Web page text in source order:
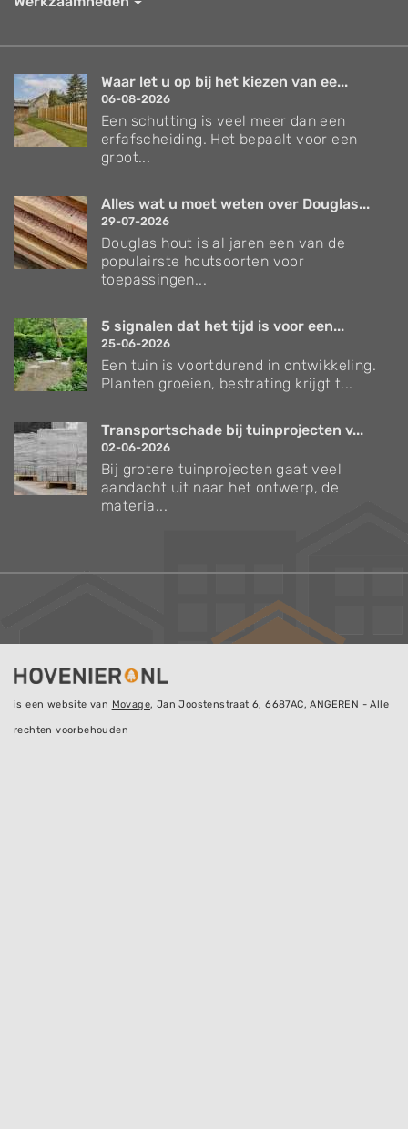
Waar let u op bij het kiezen van ee...
06-08-2026
Een schutting is veel meer dan een
erfafscheiding. Het bepaalt voor een
groot...
Alles wat u moet weten over Douglas...
29-07-2026
Douglas hout is al jaren een van de
populairste houtsoorten voor
toepassingen...
5 signalen dat het tijd is voor een...
25-06-2026
Een tuin is voortdurend in ontwikkeling.
Planten groeien, bestrating krijgt t...
Transportschade bij tuinprojecten v...
02-06-2026
Bij grotere tuinprojecten gaat veel
aandacht uit naar het ontwerp, de
materia...
is een website van Movage, Jan Joostenstraat 6, 6687AC, ANGEREN - Alle
rechten voorbehouden